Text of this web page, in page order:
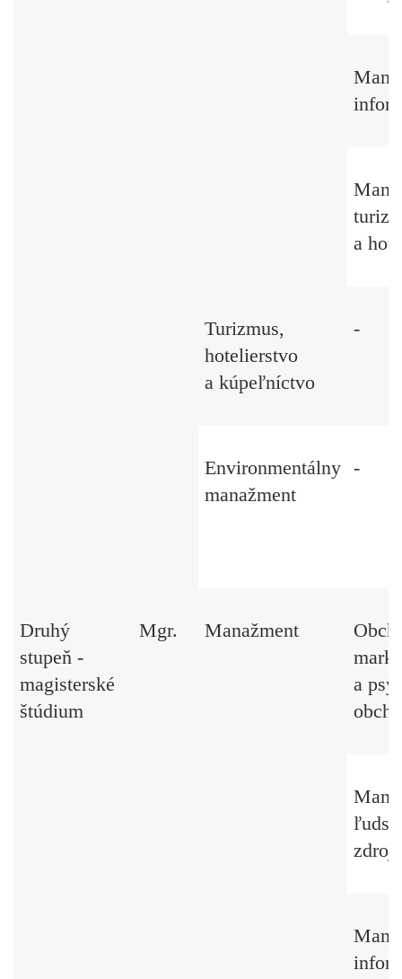
a
Turizmus,
hotelierstvo
a kúpeľníctvo
-
Environmentálny
manažment
-
Druhý
stupeň -
magisterské
štúdium
Mgr. Manažment
a